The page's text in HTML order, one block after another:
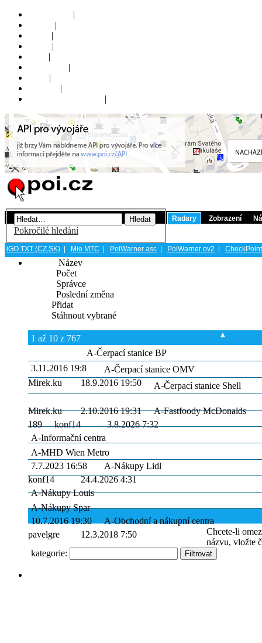
|
|
|
|
|
|
|
|
|
Pokročilé hledání
Radary Zobrazení
iGO TXT (CZ,SK) | Mio MTC | PoiWarner asc | PoiWarner ov2 | CheckPoint
Název
Počet
Správce
Poslední změna
Přidat
Stáhnout vybrané
1 až 10 z 767 ▲
A-Čerpací stanice BP
3.11.2016 19:8
A-Čerpací stanice OMV
Mirek.ku
18.9.2016 19:50 A-Čerpací stanice Shell
Mirek.ku 2.10.2016 19:31
A-Fastfoody McDonalds
189
konf14
3.8.2026 7:32
A-Informační centra
A-MHD Wien Metro
7.7.2023 16:58
A-Nákupy Lidl
konf14
24.4.2026 4:31
A-Nákupy Louis
A-Nákupy Spar
10.7.2016 19:30
A-Obchodní a nákupní centra
pavelgre
12.3.2018 7:50
Chcete-li
názvu, vložte
kategorie: